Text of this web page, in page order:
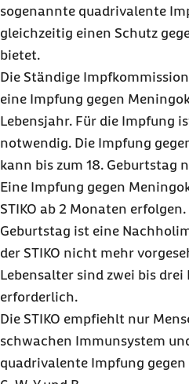
sogenannte quadrivalente
gleichzeitig einen Schutz
bietet.
Die Ständige
eine Impfung gegen
Lebensjahr. Für die Impfung
notwendig. Die Impfung
kann bis zum 18. Geburtstag
Eine Impfung gegen
STIKO ab 2 Monaten
Geburtstag ist eine
der STIKO nicht mehr
Lebensalter sind zwei bis drei
erforderlich.
Die STIKO empfiehlt nur
schwachen Immunsystem
quadrivalente Impfung gegen